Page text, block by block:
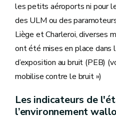
les petits aéroports ni pour
des ULM ou des
Liège et Charleroi, diverses
ont été mises en place dans
d’exposition au bruit (PEB)
mobilise contre le bruit »)
Les indicateurs de
l’environnement